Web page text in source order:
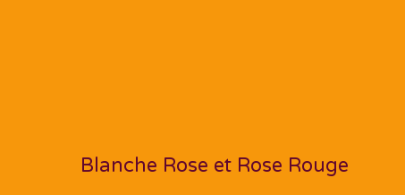
l’article
Blanche Rose et Rose Rouge